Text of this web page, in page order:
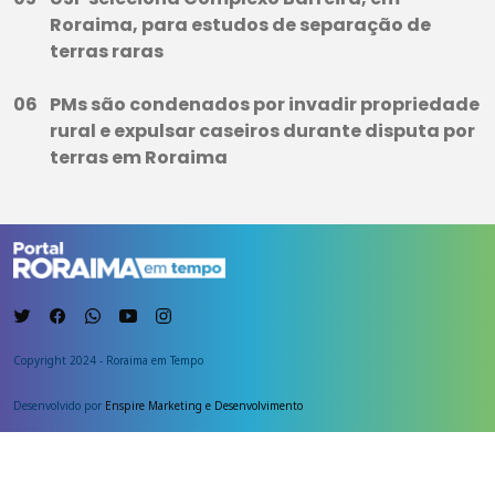
Roraima, para estudos de separação de
terras raras
PMs são condenados por invadir propriedade
rural e expulsar caseiros durante disputa por
terras em Roraima
Copyright 2024 - Roraima em Tempo
Desenvolvido por Enspire Marketing e Desenvolvimento